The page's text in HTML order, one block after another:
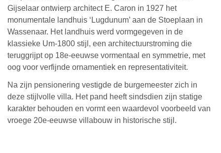
Gijselaar ontwierp architect E. Caron in 1927 het
monumentale landhuis ‘Lugdunum’ aan de Stoeplaan in
Wassenaar. Het landhuis werd vormgegeven in de
klassieke Um-1800 stijl, een architectuurstroming die
teruggrijpt op 18e-eeuwse vormentaal en symmetrie, met
oog voor verfijnde ornamentiek en representativiteit.
Na zijn pensionering vestigde de burgemeester zich in
deze stijlvolle villa. Het pand heeft sindsdien zijn statige
karakter behouden en vormt een waardevol voorbeeld van
vroege 20e-eeuwse villabouw in historische stijl.